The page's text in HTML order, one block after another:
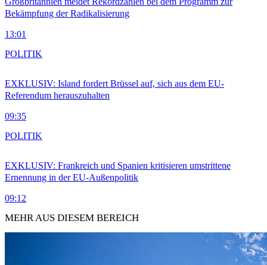
Bekämpfung der Radikalisierung
13:01
EXKLUSIV: Island fordert Brüssel auf, sich aus dem EU-
Referendum herauszuhalten
09:35
POLITIK
EXKLUSIV: Frankreich und Spanien kritisieren umstrittene
Ernennung in der EU-Außenpolitik
09:12
POLITIK
MEHR AUS DIESEM BEREICH